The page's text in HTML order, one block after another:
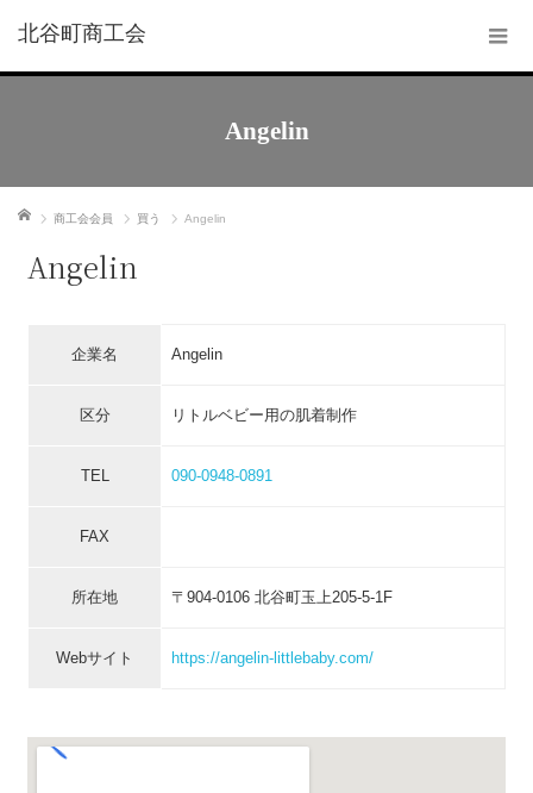
北谷町商工会
Angelin
ホーム 商工会会員 買う Angelin
Angelin
企業名 Angelin
区分 リトルベビー用の肌着制作
TEL 090-0948-0891
FAX
所在地 〒904-0106 北谷町玉上205-5-1F
Webサイト https://angelin-littlebaby.com/